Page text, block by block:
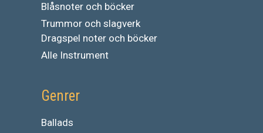
Blåsnoter och böcker
Trummor och slagverk
Dragspel noter och böcker
Alle Instrument
Genrer
Ballads